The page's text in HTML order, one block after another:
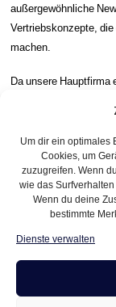
Um dir ein optimales
Cookies, um
zuzugreifen. Wenn
wie das
Wenn du deine
bestimmte
Dienste verwalten
außergewöhnliche
Vertriebskonzepte,
machen.
Da unsere Hauptfirma
über 30 Jahren
Einerseits erhalten
andererseits auch
verbinden wir Urlaub
schaffen somit die
Buchungserfolg.